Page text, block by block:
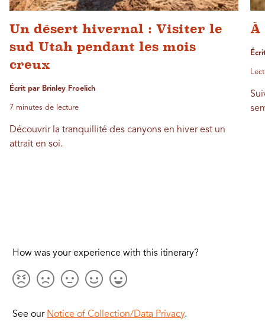
Un désert hivernal : Visiter le
sud Utah pendant les mois
creux
Écrit par Brinley Froelich
7 minutes de lecture
Découvrir la tranquillité des canyons en hiver est un
attrait en soi.
À